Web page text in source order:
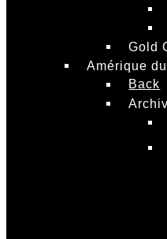
Gold
Amérique
Back